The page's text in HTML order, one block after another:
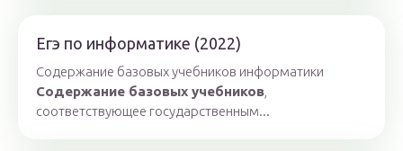
Егэ по информатике (2022)
Содержание базовых учебников информатики
Содержание базовых учебников
соответствующее государственным...